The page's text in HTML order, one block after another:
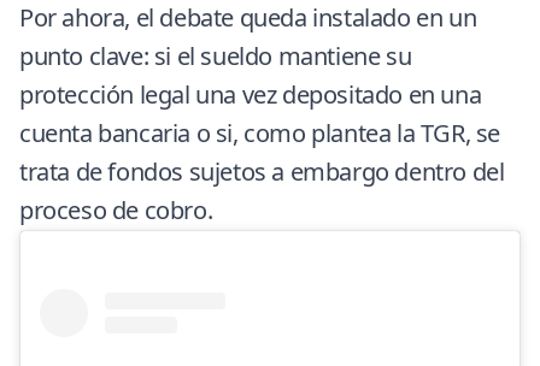
Por ahora, el debate queda instalado en un
punto clave: si el sueldo mantiene su
protección legal una vez depositado en una
cuenta bancaria o si, como plantea la TGR, se
trata de fondos sujetos a embargo dentro del
proceso de cobro.